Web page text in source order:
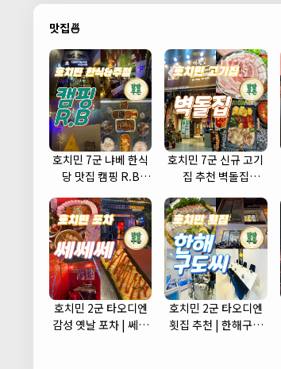
맛집🍜
호치민 7군 냐베 한식
당 맛집 캠핑 R.B
호치민 7군 신규 고기
집 추천 벽돌집
호치민 2군 타오디엔
감성 옛날 포차 | 쎄쎄
호치민 2군 타오디엔
횟집 추천 | 한해구도